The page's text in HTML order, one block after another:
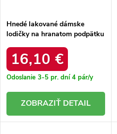
Hnedé lakované dámske
lodičky na hranatom podpätku
16,10 €
Odoslanie 3-5 pr. dní4 pár/y
DETAIL